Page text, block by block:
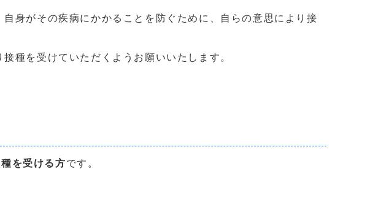
身がその疾病にかかることを防ぐために、自らの意思により接
種を受けていただくようお願いいたします。
を受ける方です。